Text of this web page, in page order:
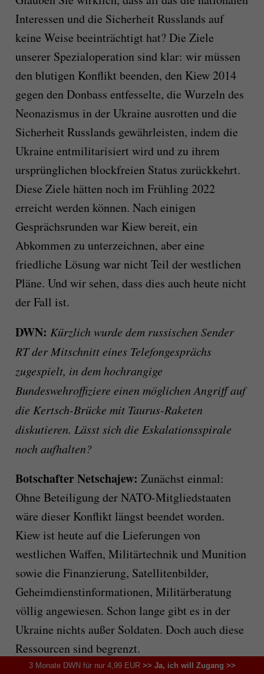
Interessen und die Sicherheit Russlands auf
keine Weise beeinträchtigt hat? Die Ziele
unserer Spezialoperation sind klar: wir müssen
den blutigen Konflikt beenden, den Kiew 2014
gegen den Donbass entfesselte, die Wurzeln des
Neonazismus in der Ukraine ausrotten und die
Sicherheit Russlands gewährleisten, indem die
Ukraine entmilitarisiert wird und zu ihrem
ursprünglichen blockfreien Status zurückkehrt.
Diese Ziele hätten noch im Frühling 2022
erreicht werden können. Nach einigen
Gesprächsrunden war Kiew bereit, ein
Abkommen zu unterzeichnen, aber eine
friedliche Lösung war nicht Teil der westlichen
Pläne. Und wir sehen, dass dies auch heute nicht
der Fall ist.
DWN: Kürzlich wurde dem russischen Sender
RT der Mitschnitt eines Telefongesprächs
zugespielt, in dem hochrangige
Bundeswehroffiziere einen möglichen Angriff auf
die Kertsch-Brücke mit Taurus-Raketen
diskutieren. Lässt sich die Eskalationsspirale
noch aufhalten?
Botschafter Netschajew: Zunächst einmal:
Ohne Beteiligung der NATO-Mitgliedstaaten
wäre dieser Konflikt längst beendet worden.
Kiew ist heute auf die Lieferungen von
westlichen Waffen, Militärtechnik und Munition
sowie die Finanzierung, Satellitenbilder,
Geheimdienstinformationen, Militärberatung
völlig angewiesen. Schon lange gibt es in der
Ukraine nichts außer Soldaten. Doch auch diese
Ressourcen sind begrenzt.
3 Monate DWN für nur 4,99 EUR>> Ja, ich will Zugang >>